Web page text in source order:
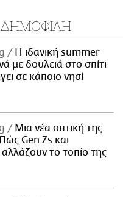
ΔΗΜΟΦΙΛΗ
Η ιδανική summer
με δουλειά στο σπίτι
σε κάποιο νησί
Μια νέα οπτική της
Gen Zs και
το τοπίο της